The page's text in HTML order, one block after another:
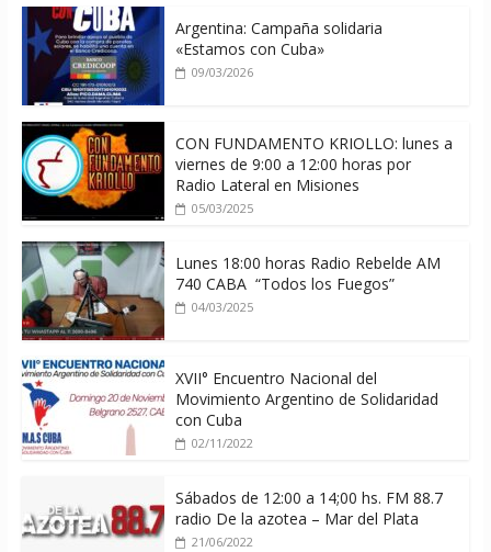
Argentina: Campaña solidaria
«Estamos con Cuba»
09/03/2026
CON FUNDAMENTO KRIOLLO: lunes a
viernes de 9:00 a 12:00 horas por
Radio Lateral en Misiones
05/03/2025
Lunes 18:00 horas Radio Rebelde AM
740 CABA “Todos los Fuegos”
04/03/2025
XVII° Encuentro Nacional del
Movimiento Argentino de Solidaridad
con Cuba
02/11/2022
Sábados de 12:00 a 14;00 hs. FM 88.7
radio De la azotea – Mar del Plata
21/06/2022